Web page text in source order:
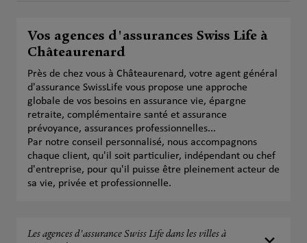
Vos agences d'assurances Swiss Life à
Châteaurenard
Près de chez vous à Châteaurenard, votre agent général
d'assurance SwissLife vous propose une approche
globale de vos besoins en assurance vie, épargne
retraite, complémentaire santé et assurance
prévoyance, assurances professionnelles...
Par notre conseil personnalisé, nous accompagnons
chaque client, qu'il soit particulier, indépendant ou chef
d'entreprise, pour qu'il puisse être pleinement acteur de
sa vie, privée et professionnelle.
Les agences d'assurance Swiss Life dans les villes à